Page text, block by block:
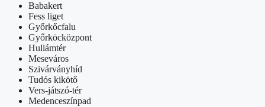
Babakert
Fess liget
Győrkőcfalu
Győrköcközpont
Hullámtér
Meseváros
Szivárványhíd
Tudós kikötő
Vers-játszó-tér
Medenceszínpad